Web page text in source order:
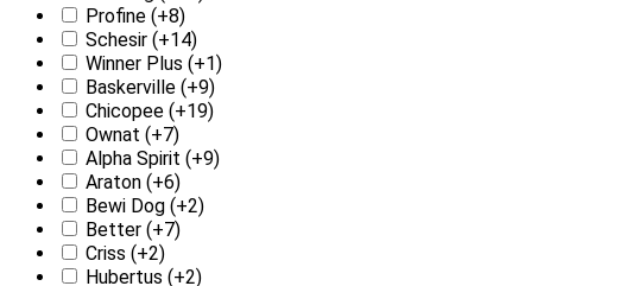
Profine (+8)
Schesir (+14)
Winner Plus (+1)
Baskerville (+9)
Chicopee (+19)
Ownat (+7)
Alpha Spirit (+9)
Araton (+6)
Bewi Dog (+2)
Better (+7)
Criss (+2)
Hubertus (+2)